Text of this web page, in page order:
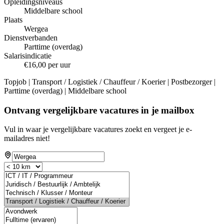
Opleidingsniveaus
Middelbare school
Plaats
Wergea
Dienstverbanden
Parttime (overdag)
Salarisindicatie
€16,00 per uur
Topjob | Transport / Logistiek / Chauffeur / Koerier | Postbezorger |
Parttime (overdag) | Middelbare school
Ontvang vergelijkbare vacatures in je mailbox
Vul in waar je vergelijkbare vacatures zoekt en vergeet je e-
mailadres niet!